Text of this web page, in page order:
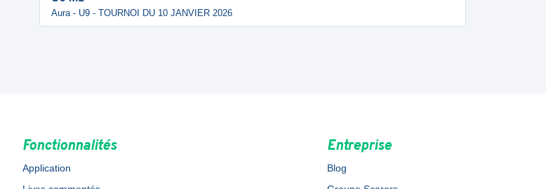
Aura - U9 - TOURNOI DU 10 JANVIER 2026
Fonctionnalités
Application
Entreprise
Blog